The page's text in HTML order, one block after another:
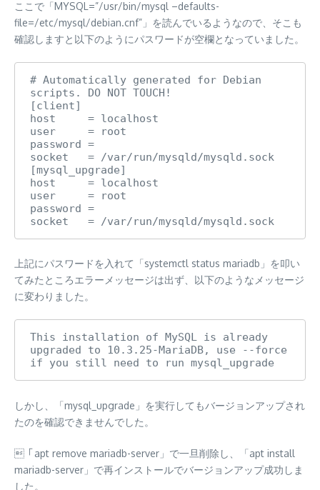
ここで「MYSQL=”/usr/bin/mysql –defaults-
file=/etc/mysql/debian.cnf”」を読んでいるようなので、そこも
確認しますと以下のようにパスワードが空欄となっていました。
# Automatically generated for Debian
scripts. DO NOT TOUCH!
[client]
host     = localhost
user     = root
password =
socket   = /var/run/mysqld/mysqld.sock
[mysql_upgrade]
host     = localhost
user     = root
password =
socket   = /var/run/mysqld/mysqld.sock
上記にパスワードを入れて「systemctl status mariadb」を叩い
てみたところエラーメッセージは出ず、以下のようなメッセージ
に変わりました。
This installation of MySQL is already
upgraded to 10.3.25-MariaDB, use --force
if you still need to run mysql_upgrade
しかし、「mysql_upgrade」を実行してもバージョンアップされ
たのを確認できませんでした。
「apt remove mariadb-server」で一旦削除し、「apt install
mariadb-server」で再インストールでバージョンアップ成功しま
した。